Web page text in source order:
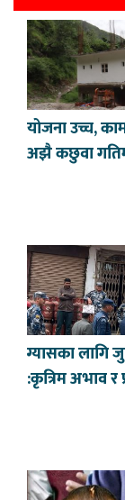
योजना उच्च,
अझै कछुवा
ग्यासका लागि
:कृत्रिम अभाव र